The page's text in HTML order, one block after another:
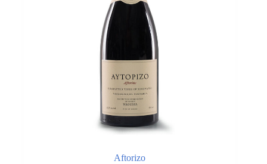
Aftorizo